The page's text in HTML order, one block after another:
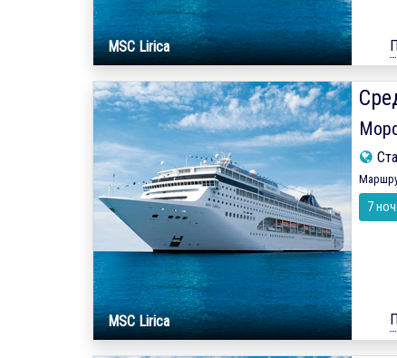
MSC Lirica
MSC Lirica
7